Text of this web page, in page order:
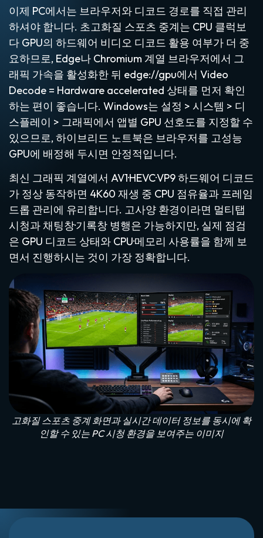
이제 PC에서는 브라우저와 디코드 경로를 직접 관리
하셔야 합니다. 초고화질 스포츠 중계는 CPU 클럭보
다 GPU의 하드웨어 비디오 디코드 활용 여부가 더 중
요하므로, Edge나 Chromium 계열 브라우저에서 그
래픽 가속을 활성화한 뒤 edge://gpu에서 Video
Decode = Hardware accelerated 상태를 먼저 확인
하는 편이 좋습니다. Windows는 설정 > 시스템 > 디
스플레이 > 그래픽에서 앱별 GPU 선호도를 지정할 수
있으므로, 하이브리드 노트북은 브라우저를 고성능
GPU에 배정해 두시면 안정적입니다.
최신 그래픽 계열에서 AV1·HEVC·VP9 하드웨어 디코드
가 정상 동작하면 4K60 재생 중 CPU 점유율과 프레임
드롭 관리에 유리합니다. 고사양 환경이라면 멀티탭
시청과 채팅창·기록창 병행은 가능하지만, 실제 점검
은 GPU 디코드 상태와 CPU·메모리 사용률을 함께 보
면서 진행하시는 것이 가장 정확합니다.
고화질 스포츠 중계 화면과 실시간 데이터 정보를 동시에 확
인할 수 있는 PC 시청 환경을 보여주는 이미지